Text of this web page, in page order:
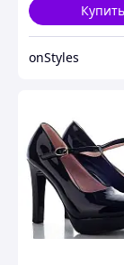
Купить
onStyles